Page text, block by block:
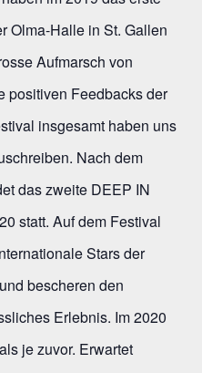
Olma-Halle in St. Gallen
Aufmarsch von
positiven Feedbacks der
insgesamt haben uns
Nach dem
das zweite DEEP IN
statt. Auf dem Festival
Stars der
bescheren den
Erlebnis. Im 2020
je zuvor. Erwartet